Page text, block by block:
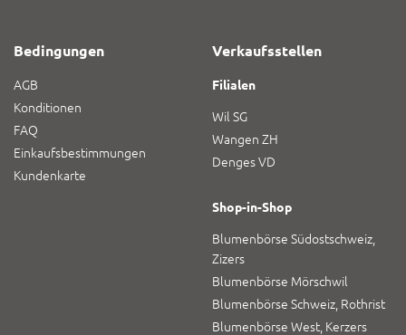
Bedingungen
AGB
Konditionen
FAQ
Einkaufsbestimmungen
Kundenkarte
Verkaufsstellen
Filialen
Wil SG
Wangen ZH
Denges VD
Shop-in-Shop
Blumenbörse Südostschweiz,
Zizers
Blumenbörse Mörschwil
Blumenbörse Schweiz, Rothrist
Blumenbörse West, Kerzers